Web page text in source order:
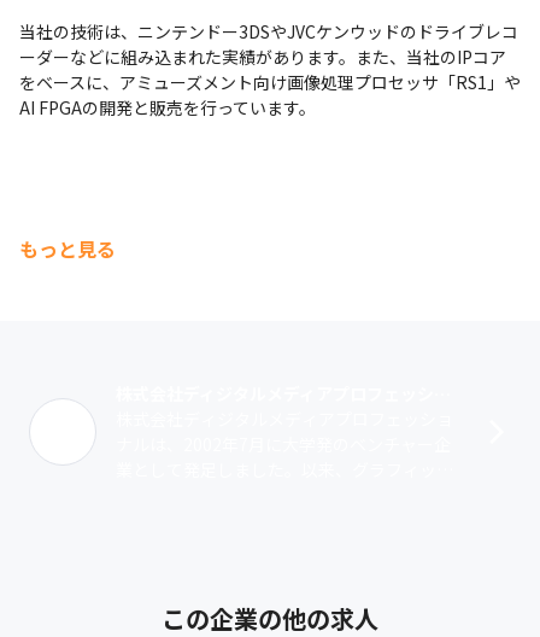
当社の技術は、ニンテンドー3DSやJVCケンウッドのドライブレコ
ーダーなどに組み込まれた実績があります。また、当社のIPコア
をベースに、アミューズメント向け画像処理プロセッサ「RS1」や
AI FPGAの開発と販売を行っています。
もっと見る
この企業の他の求人